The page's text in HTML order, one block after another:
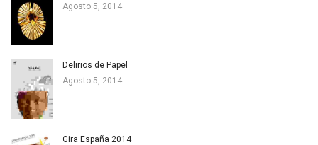
Agosto 5, 2014
Delirios de Papel
Agosto 5, 2014
Gira España 2014